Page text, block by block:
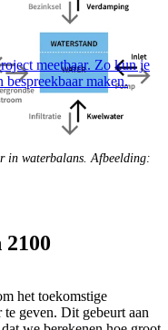
meetbaar. Zo kun je
maken.
in waterbalans. Afbeelding:
het toekomstige
geven. Dit gebeurt aan